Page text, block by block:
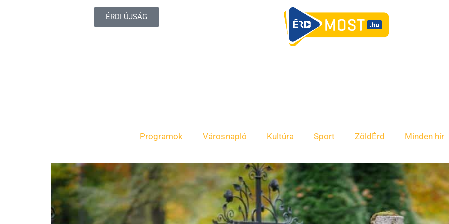
ÉRDI ÚJSÁG
Programok Városnapló Kultúra Sport ZöldÉrd Minden hír